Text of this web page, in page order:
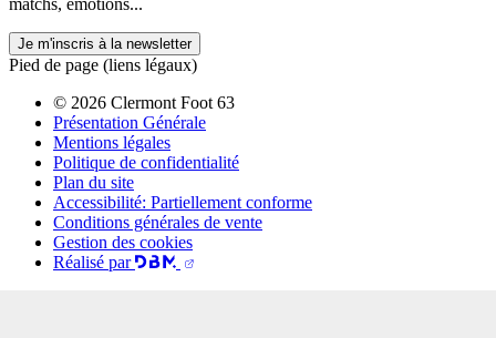
matchs, émotions...
Je m'inscris à la newsletter
Pied de page (liens légaux)
© 2026 Clermont Foot 63
Présentation Générale
Mentions légales
Politique de confidentialité
Plan du site
Accessibilité: Partiellement conforme
Conditions générales de vente
Gestion des cookies
Réalisé par